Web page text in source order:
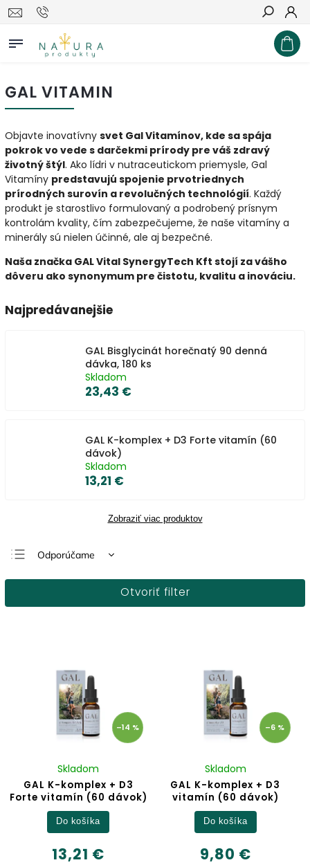
Hľadať
GAL VITAMIN
Objavte inovatívny svet Gal Vitamínov, kde sa spája
pokrok vo vede s darčekmi prírody pre váš zdravý
životný štýl. Ako lídri v nutraceutickom priemysle, Gal
Vitamíny predstavujú spojenie prvotriednych
prírodných surovín a revolučných technológií. Každý
produkt je starostlivo formulovaný a podrobený prísnym
kontrolám kvality, čím zabezpečujeme, že naše vitamíny a
minerály sú nielen účinné, ale aj bezpečné.
Naša značka GAL Vital SynergyTech Kft stojí za vášho
dôveru ako synonymum pre čistotu, kvalitu a inováciu.
Najpredávanejšie
GAL Bisglycinát horečnatý 90 denná
dávka, 180 ks
Skladom
23,43 €
GAL K-komplex + D3 Forte vitamín (60
dávok)
Skladom
13,21 €
Zobraziť viac produktov
Odporúčame
Najlacnejšie
Otvoriť filter
–14 %
GAL K-komplex + D3
Forte vitamín (60 dávok)
Skladom
13,21 €
Do košíka
–6 %
GAL K-komplex + D3
vitamín (60 dávok)
Skladom
9,80 €
Do košíka